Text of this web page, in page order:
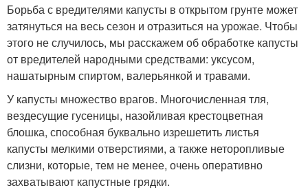
Борьба с вредителями капусты в открытом грунте может
затянуться на весь сезон и отразиться на урожае. Чтобы
этого не случилось, мы расскажем об обработке капусты
от вредителей народными средствами: уксусом,
нашатырным спиртом, валерьянкой и травами.
У капусты множество врагов. Многочисленная тля,
вездесущие гусеницы, назойливая крестоцветная
блошка, способная буквально изрешетить листья
капусты мелкими отверстиями, а также неторопливые
слизни, которые, тем не менее, очень оперативно
захватывают капустные грядки.